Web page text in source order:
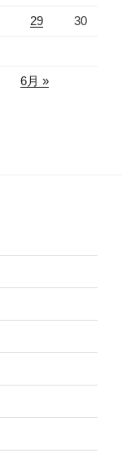
29 30
6月 »